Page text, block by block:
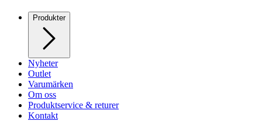
Produkter
Nyheter
Outlet
Varumärken
Om oss
Produktservice & returer
Kontakt